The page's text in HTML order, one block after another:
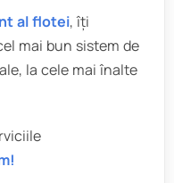
al flotei, îți
mai bun sistem de
la cele mai înalte